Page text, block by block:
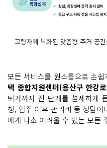
고령자에 특화된 맞춤형 주거 공
모든 서비스를 원스톱으로 손
택 종합지원센터(용산구 한강
퇴거까지 전 단계를 섬세하게
청, 입주 이후 관리비 등 상담
에게 다소 어려울 수 있는 모든